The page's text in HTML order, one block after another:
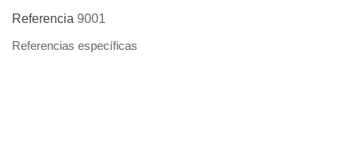
Referencia 9001
Referencias específicas